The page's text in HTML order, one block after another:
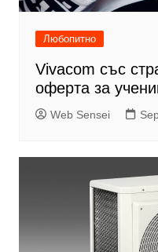
Любопитно
Vivacom със
оферта за
Web Sensei